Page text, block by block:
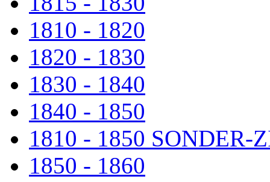
1810 - 1820
1820 - 1830
1830 - 1840
1840 - 1850
1810 - 1850 SONDER-
1850 - 1860